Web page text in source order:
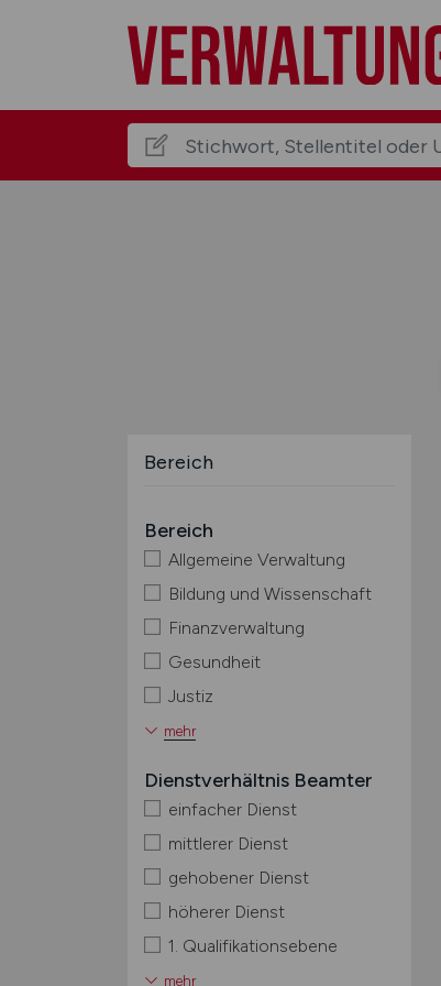
Bereich
Bereich
Allgemeine Verwaltung
Bildung und Wissenschaft
Finanzverwaltung
Gesundheit
Justiz
mehr
Dienstverhältnis Beamter
einfacher Dienst
mittlerer Dienst
gehobener Dienst
höherer Dienst
1. Qualifikationsebene
mehr